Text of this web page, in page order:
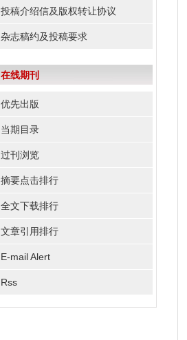
投稿介绍信及版权转让协议
杂志稿约及投稿要求
在线期刊
优先出版
当期目录
过刊浏览
摘要点击排行
全文下载排行
文章引用排行
E-mail Alert
Rss